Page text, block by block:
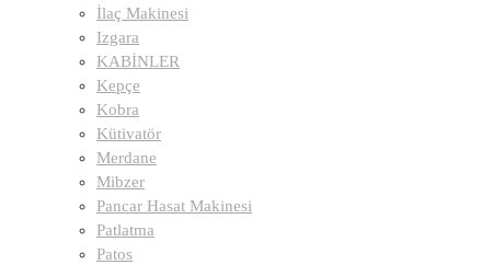
İlaç Makinesi
Izgara
KABİNLER
Kepçe
Kobra
Kütivatör
Merdane
Mibzer
Pancar Hasat Makinesi
Patlatma
Patos